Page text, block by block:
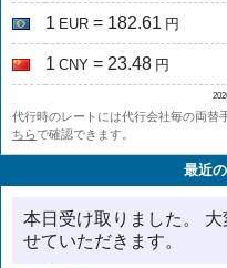
1 EUR = 182.61 円
1 CNY = 23.48 円
代行時のレートには代行会社毎の両替
ちらで確認できます。
最近
本日受け取りました。
せていただきます。